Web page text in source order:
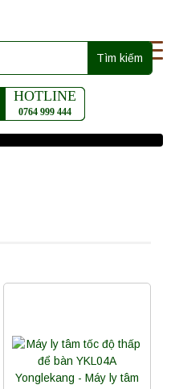
Tìm kiếm
HOTLINE
0764 999 444